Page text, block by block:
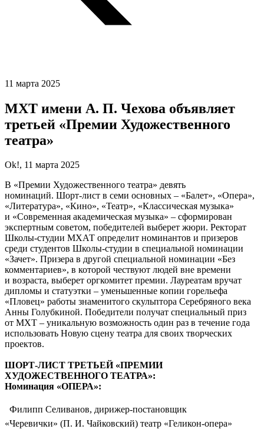
11 марта 2025
МХТ имени А. П. Чехова объявляет
третьей «Премии Художественного
театра»
Ok!, 11 марта 2025
В «Премии Художественного театра» девять
номинаций. Шорт-лист в семи основных – «Балет», «Опера»,
«Литература», «Кино», «Театр», «Классическая музыка»
и «Современная академическая музыка» – сформирован
экспертным советом, победителей выберет жюри. Ректорат
Школы-студии МХАТ определит номинантов и призеров
среди студентов Школы-студии в специальной номинации
«Зачет». Призера в другой специальной номинации «Без
комментариев», в которой чествуют людей вне времени
и возраста, выберет оргкомитет премии. Лауреатам вручат
дипломы и статуэтки – уменьшенные копии горельефа
«Пловец» работы знаменитого скульптора Серебряного века
Анны Голубкиной. Победители получат специальный приз
от МХТ – уникальную возможность один раз в течение года
использовать Новую сцену театра для своих творческих
проектов.
ШОРТ-ЛИСТ ТРЕТЬЕЙ «ПРЕМИИ
ХУДОЖЕСТВЕННОГО ТЕАТРА»:
Номинация «ОПЕРА»:
 Филипп Селиванов, дирижер-постановщик
«Черевички» (П. И. Чайковский) театр «Геликон-опера»